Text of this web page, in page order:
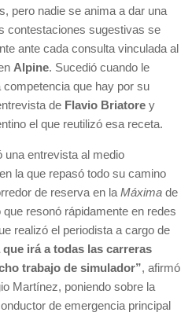
pero nadie se anima a dar una
contestaciones sugestivas se
ante cada consulta vinculada al
Alpine. Sucedió cuando le
competencia que hay por su
de Flavio Briatore y
el que reutilizó esa receta.
una entrevista al medio
en la que repasó todo su camino
de reserva en la Máxima de
resonó rápidamente en redes
realizó el periodista a cargo de
irá a todas las carreras
trabajo de simulador”, afirmó
Martínez, poniendo sobre la
de emergencia principal